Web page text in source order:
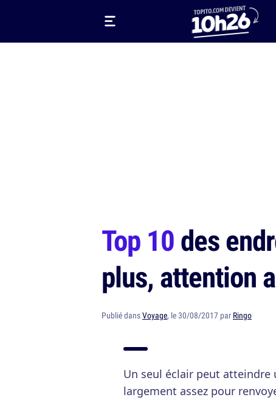
Top 10des
plus, attention
Publié dansVoyage, le 30/08/2017 par Ringo
Un seul éclair peut atteindre
largement assez pour